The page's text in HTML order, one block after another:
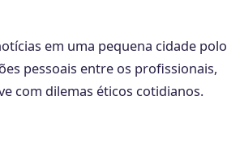
em uma pequena cidade
pessoais entre os profissionais,
com dilemas éticos cotidianos.